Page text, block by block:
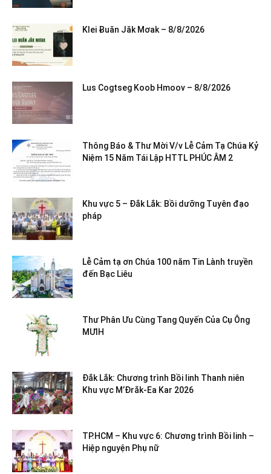
Klei Ƀuăn Jăk Mơak – 8/8/2026
Lus Cogtseg Koob Hmoov – 8/8/2026
Thông Báo & Thư Mời V/v Lễ Cảm Tạ Chúa Kỷ
Niệm 15 Năm Tái Lập HTTL PHÚC ÂM 2
Khu vực 5 – Đắk Lắk: Bồi dưỡng Tuyên đạo
pháp
Lễ Cảm tạ ơn Chúa 100 năm Tin Lành truyền
đến Bạc Liêu
Thư Phân Ưu Cùng Tang Quyến Của Cụ Ông
MƯIH
Đắk Lắk: Chương trình Bồi linh Thanh niên
Khu vực M’Đrắk-Ea Kar 2026
TP.HCM – Khu vực 6: Chương trình Bồi linh –
Hiệp nguyện Phụ nữ